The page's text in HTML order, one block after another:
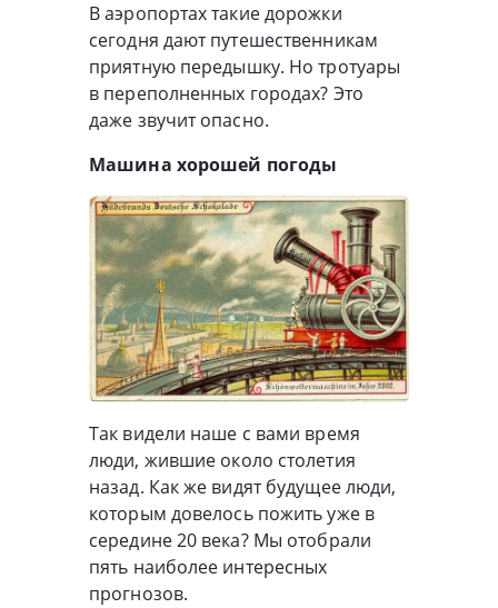
В аэропортах такие дорожки
сегодня дают путешественникам
приятную передышку. Но тротуары
в переполненных городах? Это
даже звучит опасно.
Машина хорошей погоды
Так видели наше с вами время
люди, жившие около столетия
назад. Как же видят будущее люди,
которым довелось пожить уже в
середине 20 века? Мы отобрали
пять наиболее интересных
прогнозов.